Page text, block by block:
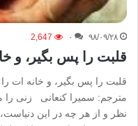
۹۸/۰۹/۲۸ ۰ 2,647
قلبت را پس بگیر، و
قلبت را پس بگیر، و خانه ات
مترجم: سمیرا کنعانی زنی
نظر و از هر چه در این